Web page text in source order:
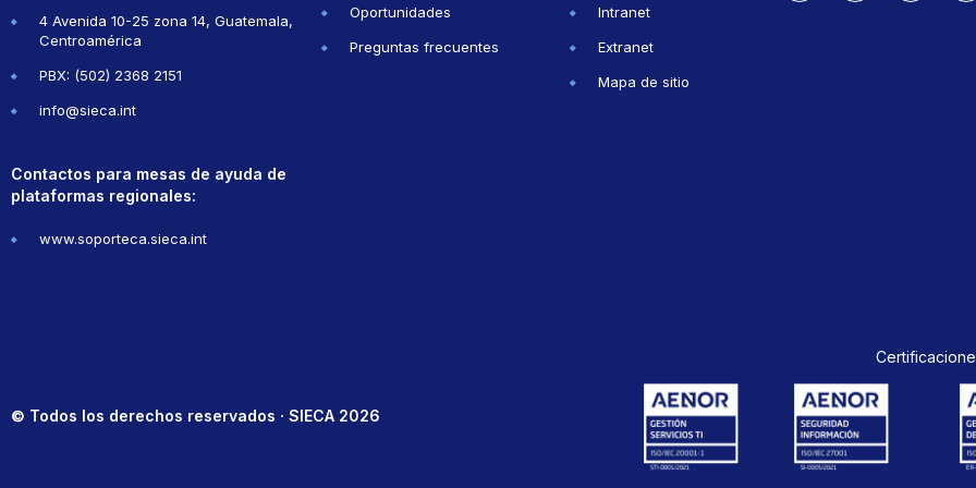
4 Avenida 10-25 zona 14, Guatemala,
Centroamérica
PBX: (502) 2368 2151
info@sieca.int
Contactos para mesas de ayuda de
plataformas regionales:
www.soporteca.sieca.int
Oportunidades
Preguntas frecuentes
Intranet
Extranet
Mapa de sitio
© Todos los derechos reservados · SIECA 2026